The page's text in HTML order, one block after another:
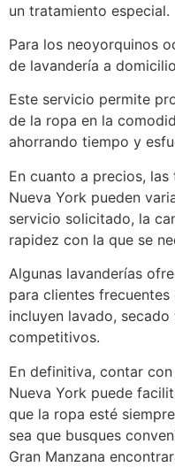
un tratamiento especial.
Para los neoyorquinos
de lavandería a
Este servicio permite
de la ropa en la
ahorrando tiempo y
En cuanto a precios,
Nueva York pueden
servicio solicitado, la
rapidez con la que se
Algunas lavanderías
para clientes
incluyen lavado,
competitivos.
En definitiva, contar
Nueva York puede
que la ropa esté
sea que busques
Gran Manzana